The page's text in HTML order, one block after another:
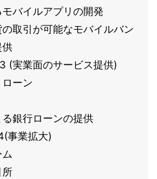
バイルアプリの開発
取引が可能なモバイルバン
供
(実業面のサービス提供)
ーン
銀行ローンの提供
事業拡大)
所